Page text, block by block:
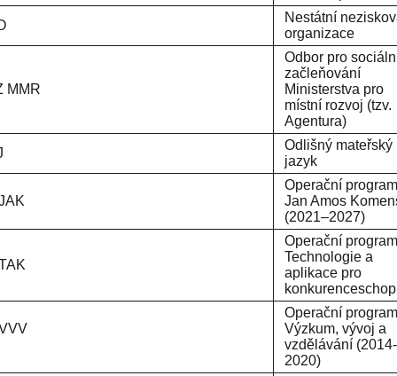
Nestátní
organizace
MMR
Odbor pro
začleňování
Ministerstva pro
místní rozvoj (tzv.
Agentura)
Odlišný mateřský
jazyk
JAK
Operační program
Jan Amos
(2021–2027)
TAK
Operační program
Technologie a
aplikace pro
VVV
Operační program
Výzkum, vývoj a
vzdělávání (2014-
2020)